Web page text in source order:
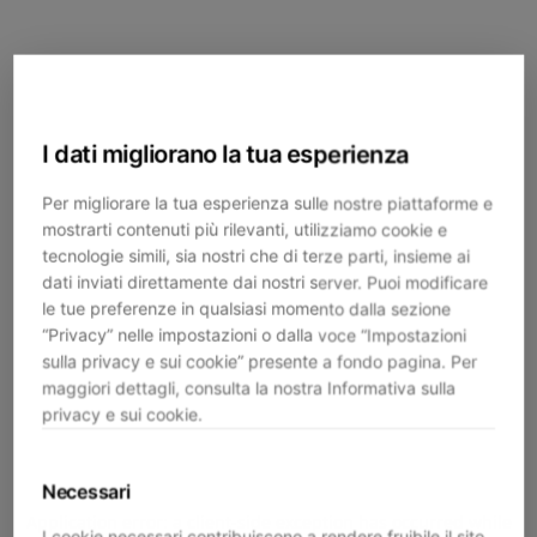
I dati migliorano la tua esperienza
Per migliorare la tua esperienza sulle nostre piattaforme e
mostrarti contenuti più rilevanti, utilizziamo cookie e
tecnologie simili, sia nostri che di terze parti, insieme ai
dati inviati direttamente dai nostri server. Puoi modificare
le tue preferenze in qualsiasi momento dalla sezione
“Privacy” nelle impostazioni o dalla voce “Impostazioni
sulla privacy e sui cookie” presente a fondo pagina. Per
maggiori dettagli, consulta la nostra Informativa sulla
privacy e sui cookie.
Necessari